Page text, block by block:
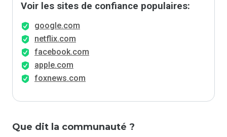
Voir les sites de confiance populaires:
google.com
netflix.com
facebook.com
apple.com
foxnews.com
Que dit la communauté ?